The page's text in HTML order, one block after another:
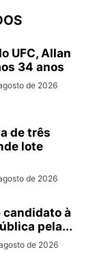
UFC, Allan
34 anos
de 2026
de três
lote
de 2026
candidato à
pela...
de 2026